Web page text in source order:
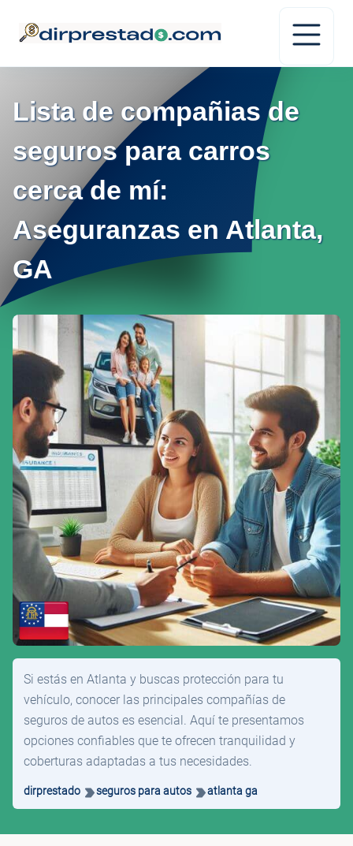
Lista de compañias de
seguros para carros
cerca de mí:
Aseguranzas en Atlanta,
GA
Si estás en Atlanta y buscas protección para tu
vehículo, conocer las principales compañías de
seguros de autos es esencial. Aquí te presentamos
opciones confiables que te ofrecen tranquilidad y
coberturas adaptadas a tus necesidades.
dirprestado seguros para autos atlanta ga